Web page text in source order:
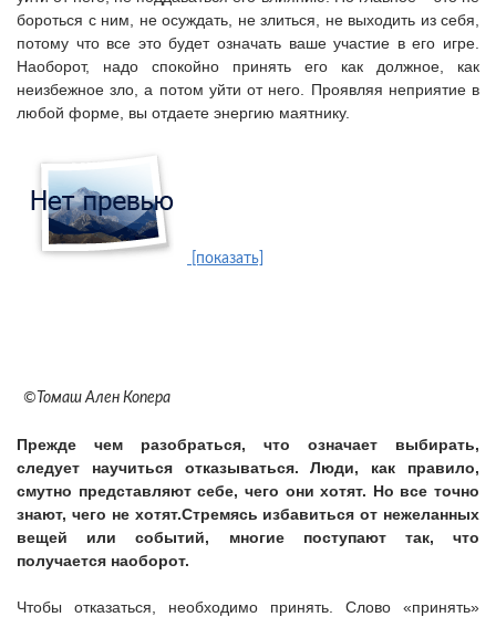
бороться с ним, не осуждать, не злиться, не выходить из себя,
потому что все это будет означать ваше участие в его игре.
Наоборот, надо спокойно принять его как должное, как
неизбежное зло, а потом уйти от него. Проявляя неприятие в
любой форме, вы отдаете энергию маятнику.
[показать]
©Томаш Ален Копера
Прежде чем разобраться, что означает выбирать,
следует научиться отказываться.
Люди, как правило,
смутно представляют себе, чего они хотят. Но все точно
знают, чего не хотят.Стремясь избавиться от нежеланных
вещей или событий, многие поступают так, что
получается наоборот.
Чтобы отказаться, необходимо принять. Слово «принять»